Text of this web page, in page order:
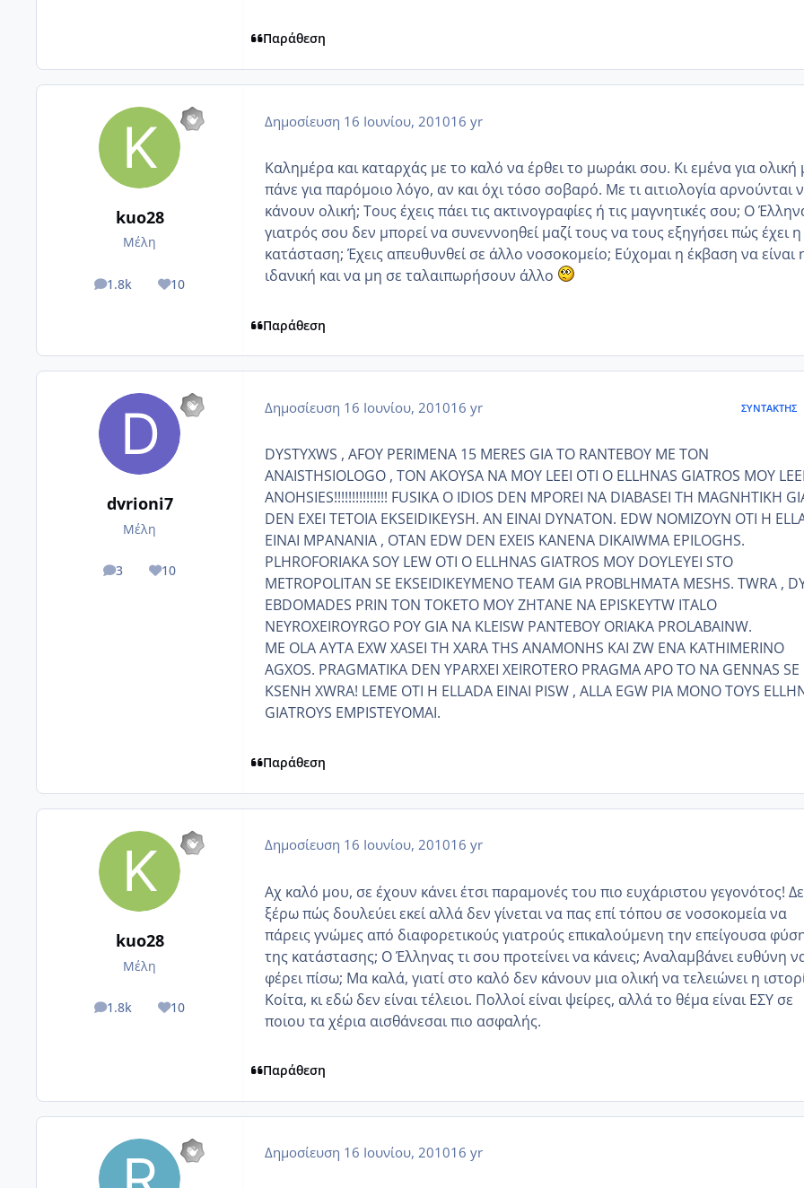
Παράθεση
kuo28
Μέλη
1.8k
posts 10
Reputation
Δημοσίευση 16 Ιουνίου, 201016 yr
Καλημέρα και καταρχάς με το καλό να έρθει το μωράκι σου. Κι εμένα για ολική
πάνε για παρόμοιο λόγο, αν και όχι τόσο σοβαρό. Με τι αιτιολογία αρνούνται
κάνουν ολική; Τους έχεις πάει τις ακτινογραφίες ή τις μαγνητικές σου; Ο
γιατρός σου δεν μπορεί να συνεννοηθεί μαζί τους να τους εξηγήσει πώς έχει η
κατάσταση; Έχεις απευθυνθεί σε άλλο νοσοκομείο; Εύχομαι η έκβαση να είναι
ιδανική και να μη σε ταλαιπωρήσουν άλλο
Παράθεση
dvrioni7
Μέλη
3
posts 10
Reputation
Δημοσίευση 16 Ιουνίου, 201016 yr ΣΥΝΤΆΚΤΗΣ
DYSTYXWS , AFOY PERIMENA 15 MERES GIA TO RANTEBOY ME TON
ANAISTHSIOLOGO , TON AKOYSA NA MOY LEEI OTI O ELLHNAS GIATROS MOY LEEI
ANOHSIES!!!!!!!!!!!!!!! FUSIKA O IDIOS DEN MPOREI NA DIABASEI TH MAGNHTIKH
DEN EXEI TETOIA EKSEIDIKEYSH. AN EINAI DYNATON. EDW NOMIZOYN OTI H
EINAI MPANANIA , OTAN EDW DEN EXEIS KANENA DIKAIWMA EPILOGHS.
PLHROFORIAKA SOY LEW OTI O ELLHNAS GIATROS MOY DOYLEYEI STO
METROPOLITAN SE EKSEIDIKEYMENO TEAM GIA PROBLHMATA MESHS. TWRA ,
EBDOMADES PRIN TON TOKETO MOY ZHTANE NA EPISKEYTW ITALO
NEYROXEIROYRGO POY GIA NA KLEISW PANTEBOY ORIAKA PROLABAINW.
ME OLA AYTA EXW XASEI TH XARA THS ANAMONHS KAI ZW ENA KATHIMERINO
AGXOS. PRAGMATIKA DEN YPARXEI XEIROTERO PRAGMA APO TO NA GENNAS SE
KSENH XWRA! LEME OTI H ELLADA EINAI PISW , ALLA EGW PIA MONO TOYS
GIATROYS EMPISTEYOMAI.
Παράθεση
kuo28
Μέλη
1.8k
posts 10
Reputation
Δημοσίευση 16 Ιουνίου, 201016 yr
Αχ καλό μου, σε έχουν κάνει έτσι παραμονές του πιο ευχάριστου γεγονότος!
ξέρω πώς δουλεύει εκεί αλλά δεν γίνεται να πας επί τόπου σε νοσοκομεία να
πάρεις γνώμες από διαφορετικούς γιατρούς επικαλούμενη την επείγουσα
της κατάστασης; Ο Έλληνας τι σου προτείνει να κάνεις; Αναλαμβάνει ευθύνη
φέρει πίσω; Μα καλά, γιατί στο καλό δεν κάνουν μια ολική να τελειώνει η
Κοίτα, κι εδώ δεν είναι τέλειοι. Πολλοί είναι ψείρες, αλλά το θέμα είναι ΕΣΥ σε
ποιου τα χέρια αισθάνεσαι πιο ασφαλής.
Παράθεση
Δημοσίευση 16 Ιουνίου, 201016 yr